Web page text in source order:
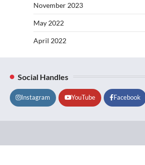
November 2023
May 2022
April 2022
Social Handles
Instagram YouTube Facebook